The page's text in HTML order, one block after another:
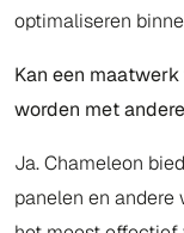
optimaliseren
Kan een
worden met
Ja. Chameleon
panelen en